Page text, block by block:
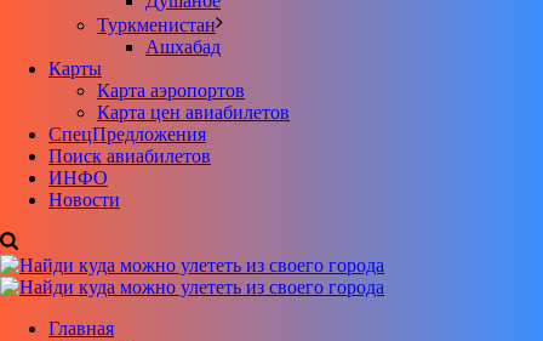
Туркменистан
Ашхабад
Карты
Карта аэропортов
Карта цен авиабилетов
CпецПредложения
Поиск авиабилетов
ИНФО
Новости
Главная